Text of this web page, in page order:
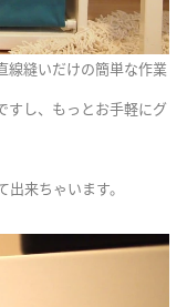
線縫いだけの簡単な作業
すし、もっとお手軽にグ
来ちゃいます。